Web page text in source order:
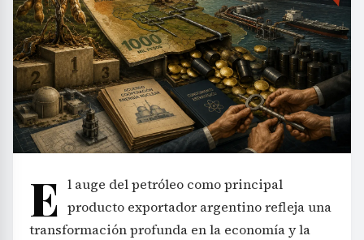
E l auge del petróleo como principal
producto exportador argentino refleja una
transformación profunda en la economía y la